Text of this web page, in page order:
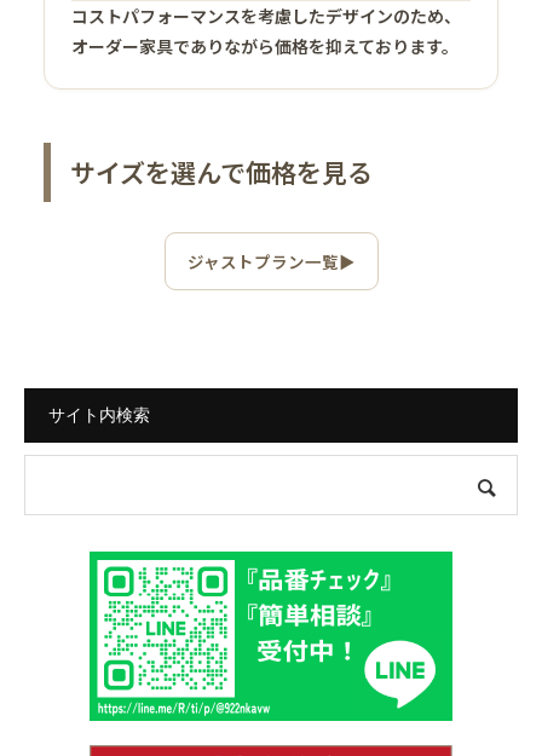
コストパフォーマンスを考慮したデザインのため、
オーダー家具でありながら価格を抑えております。
サイズを選んで価格を見る
ジャストプラン一覧▶
サイト内検索